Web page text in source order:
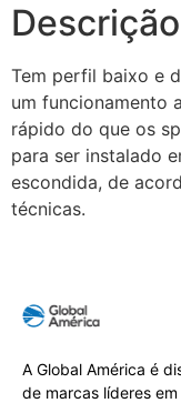
Descrição
Tem perfil baixo e
um funcionamento
rápido do que os
para ser instalado
escondida, de
técnicas.
A Global América é
de marcas líderes